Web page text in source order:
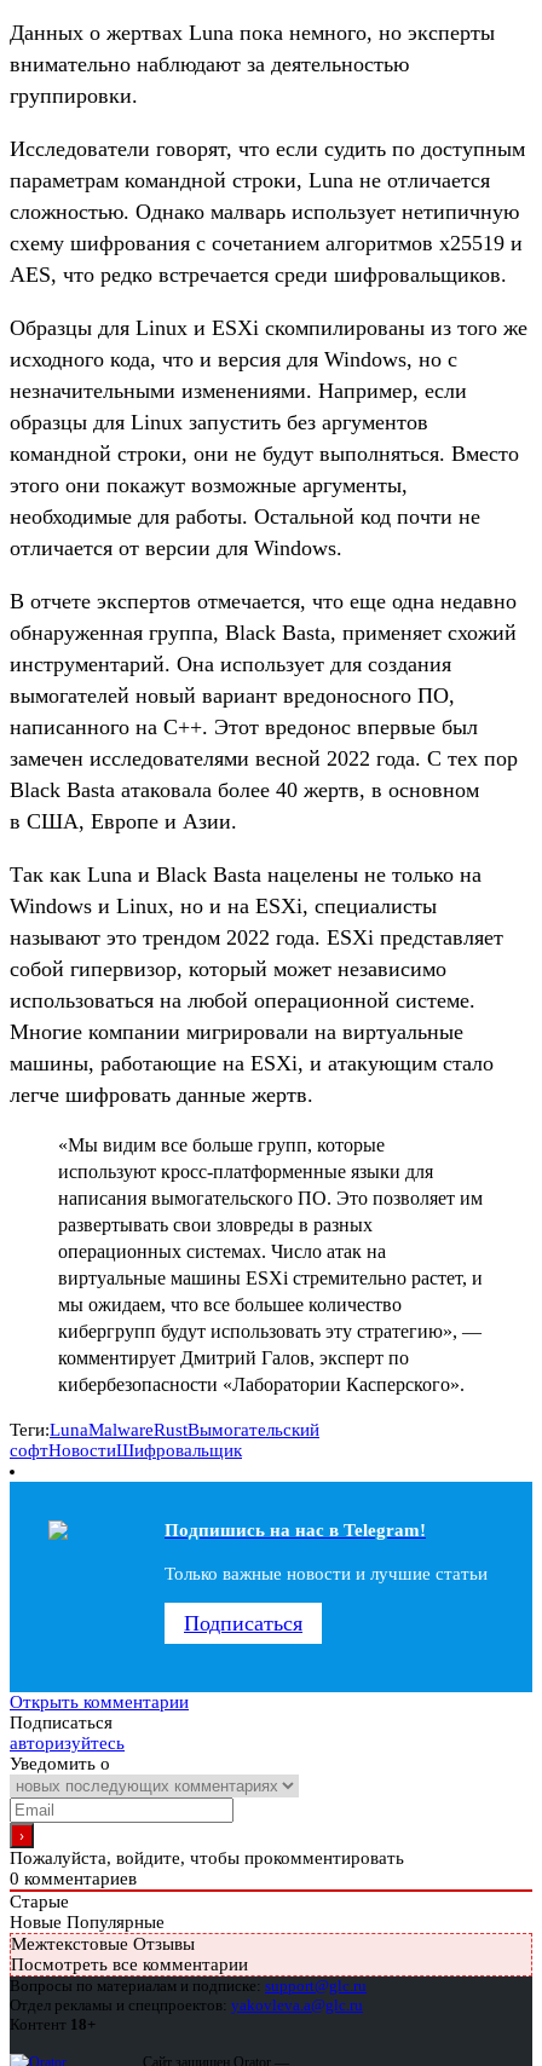
Данных о жертвах Luna пока немного, но эксперты
внимательно наблюдают за деятельностью
группировки.
Исследователи говорят, что если судить по доступным
параметрам командной строки, Luna не отличается
сложностью. Однако малварь использует нетипичную
схему шифрования с сочетанием алгоритмов x25519 и
AES, что редко встречается среди шифровальщиков.
Образцы для Linux и ESXi скомпилированы из того же
исходного кода, что и версия для Windows, но с
незначительными изменениями. Например, если
образцы для Linux запустить без аргументов
командной строки, они не будут выполняться. Вместо
этого они покажут возможные аргументы,
необходимые для работы. Остальной код почти не
отличается от версии для Windows.
В отчете экспертов отмечается, что еще одна недавно
обнаруженная группа, Black Basta, применяет схожий
инструментарий. Она использует для создания
вымогателей новый вариант вредоносного ПО,
написанного на C++. Этот вредонос впервые был
замечен исследователями весной 2022 года. С тех пор
Black Basta атаковала более 40 жертв, в основном
в США, Европе и Азии.
Так как Luna и Black Basta нацелены не только на
Windows и Linux, но и на ESXi, специалисты
называют это трендом 2022 года. ESXi представляет
собой гипервизор, который может независимо
использоваться на любой операционной системе.
Многие компании мигрировали на виртуальные
машины, работающие на ESXi, и атакующим стало
легче шифровать данные жертв.
«Мы видим все больше групп, которые
используют кросс-платформенные языки для
написания вымогательского ПО. Это позволяет им
развертывать свои зловреды в разных
операционных системах. Число атак на
виртуальные машины ESXi стремительно растет, и
мы ожидаем, что все большее количество
кибергрупп будут использовать эту стратегию», —
комментирует Дмитрий Галов, эксперт по
кибербезопасности «Лаборатории Касперского».
Теги:LunaMalwareRustВымогательский
софтНовостиШифровальщик
Подпишись на наc в Telegram!
Только важные новости и лучшие статьи
Подписаться
Открыть комментарии
Подписаться
авторизуйтесь
Уведомить о
Пожалуйста, войдите, чтобы прокомментировать
0 комментариев
Старые
Новые Популярные
Межтекстовые Отзывы
Посмотреть все комментарии
Вопросы по материалам и подписке: support@glc.ru
Отдел рекламы и спецпроектов: yakovleva.a@glc.ru
Контент 18+